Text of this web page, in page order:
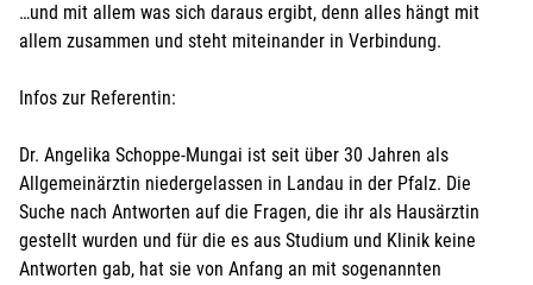
…und mit allem was sich daraus ergibt, denn alles hängt mit
allem zusammen und steht miteinander in Verbindung.
Infos zur Referentin:
Dr. Angelika Schoppe-Mungai ist seit über 30 Jahren als
Allgemeinärztin niedergelassen in Landau in der Pfalz. Die
Suche nach Antworten auf die Fragen, die ihr als Hausärztin
gestellt wurden und für die es aus Studium und Klinik keine
Antworten gab, hat sie von Anfang an mit sogenannten